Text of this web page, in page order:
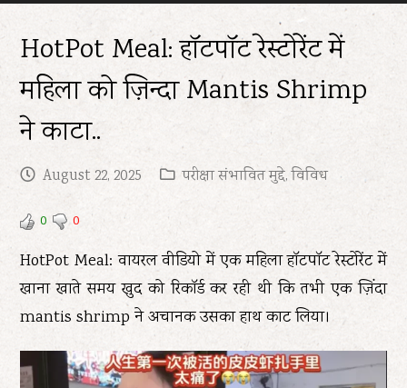
HotPot Meal: हॉटपॉट रेस्टोरेंट में
महिला को ज़िन्दा Mantis Shrimp
ने काटा..
August 22, 2025 परीक्षा संभावित मुद्दे,विविध
0 0
HotPot Meal: वायरल वीडियो में एक महिला हॉटपॉट रेस्टोरेंट में
खाना खाते समय खुद को रिकॉर्ड कर रही थी कि तभी एक ज़िंदा
mantis shrimp ने अचानक उसका हाथ काट लिया।